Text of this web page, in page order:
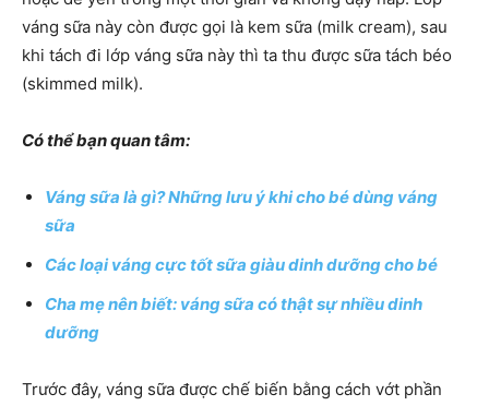
váng sữa này còn được gọi là kem sữa (milk cream), sau
khi tách đi lớp váng sữa này thì ta thu được sữa tách béo
(skimmed milk).
Có thể bạn quan tâm:
Váng sữa là gì? Những lưu ý khi cho bé dùng váng
sữa
Các loại váng cực tốt sữa giàu dinh dưỡng cho bé
Cha mẹ nên biết: váng sữa có thật sự nhiều dinh
dưỡng
Trước đây, váng sữa được chế biến bằng cách vớt phần